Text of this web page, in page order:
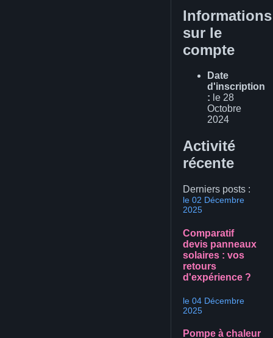
Informations
sur le
compte
Date
d'inscription
: le 28
Octobre
2024
Activité
récente
Derniers posts :
le 02 Décembre
2025
Comparatif
devis panneaux
solaires : vos
retours
d'expérience ?
le 04 Décembre
2025
Pompe à chaleur